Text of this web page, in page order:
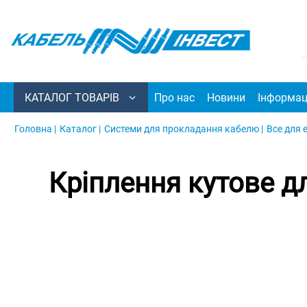
КАТАЛОГ ТОВАРІВ Про нас Новини
Головна | Каталог | Системи для прокладання кабелю | Все для
Кріплення кутове